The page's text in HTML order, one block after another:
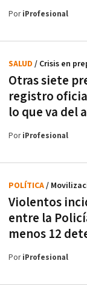
PoriProfesional
Otras siete
registro
lo que va del
SALUD / Crisis en
PoriProfesional
Violentos
entre la
menos 12
POLÍTICA/
PoriProfesional